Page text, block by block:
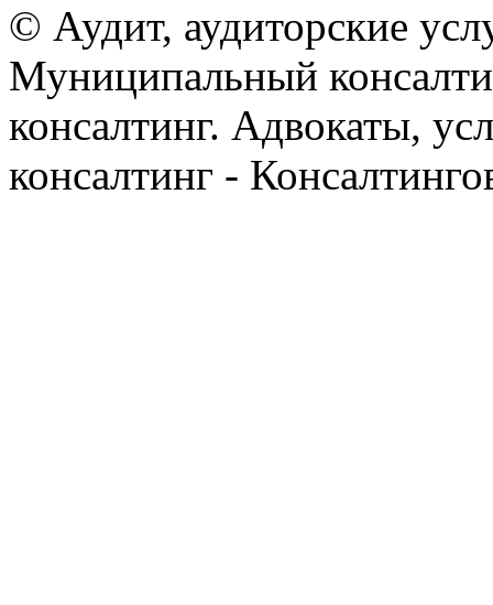
© Аудит, аудиторские
Муниципальный
консалтинг. Адвокаты,
консалтинг -